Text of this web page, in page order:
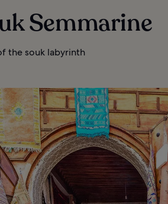
Semmarine
the souk labyrinth